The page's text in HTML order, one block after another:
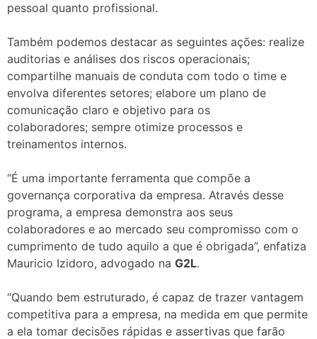
pessoal quanto profissional.
Também podemos destacar as seguintes ações: realize
auditorias e análises dos riscos operacionais;
compartilhe manuais de conduta com todo o time e
envolva diferentes setores; elabore um plano de
comunicação claro e objetivo para os
colaboradores; sempre otimize processos e
treinamentos internos.
“É uma importante ferramenta que compõe a
governança corporativa da empresa. Através desse
programa, a empresa demonstra aos seus
colaboradores e ao mercado seu compromisso com o
cumprimento de tudo aquilo a que é obrigada”, enfatiza
Mauricio Izidoro, advogado na G2L.
“Quando bem estruturado, é capaz de trazer vantagem
competitiva para a empresa, na medida em que permite
a ela tomar decisões rápidas e assertivas que farão